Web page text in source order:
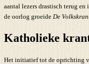
aantal lezers drastisch terug
de oorlog groeide De
Katholieke
Het initiatief tot de oprichting